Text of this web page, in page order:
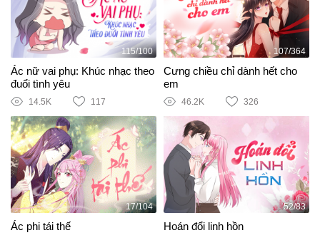
115/100
Ác nữ vai phụ: Khúc nhạc theo
đuổi tình yêu
14.5K 117
107/364
Cưng chiều chỉ dành hết cho
em
46.2K 326
17/104
Ác phi tái thế
52/83
Hoán đổi linh hồn